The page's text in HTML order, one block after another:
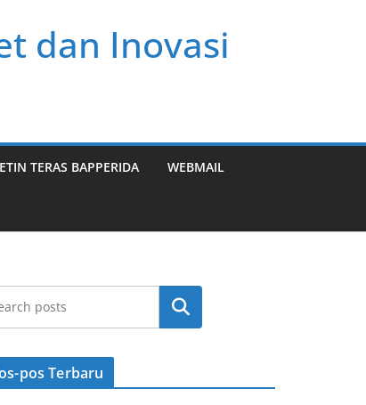
dan Inovasi
TERAS BAPPERIDA WEBMAIL
Cari
pos Terbaru